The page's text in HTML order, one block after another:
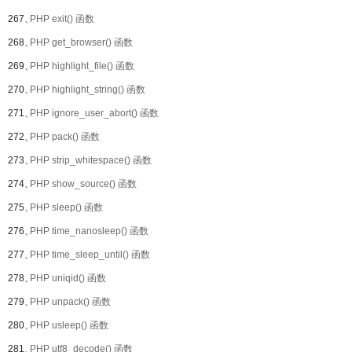
267、PHP exit() 函数
268、PHP get_browser() 函数
269、PHP highlight_file() 函数
270、PHP highlight_string() 函数
271、PHP ignore_user_abort() 函数
272、PHP pack() 函数
273、PHP strip_whitespace() 函数
274、PHP show_source() 函数
275、PHP sleep() 函数
276、PHP time_nanosleep() 函数
277、PHP time_sleep_until() 函数
278、PHP uniqid() 函数
279、PHP unpack() 函数
280、PHP usleep() 函数
281、PHP utf8_decode() 函数